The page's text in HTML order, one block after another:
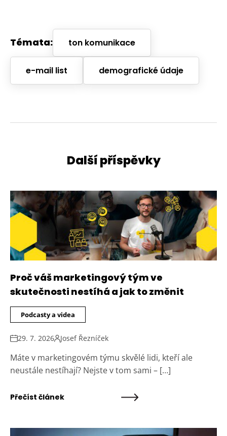
Témata: ton komunikace
e-mail list demografické údaje
Další příspěvky
Proč váš marketingový tým ve
skutečnosti nestíhá a jak to změnit
Podcasty a videa
29. 7. 2026 Josef Řezníček
Máte v marketingovém týmu skvělé lidi, kteří ale
neustále nestíhají? Nejste v tom sami – […]
Přečíst článek